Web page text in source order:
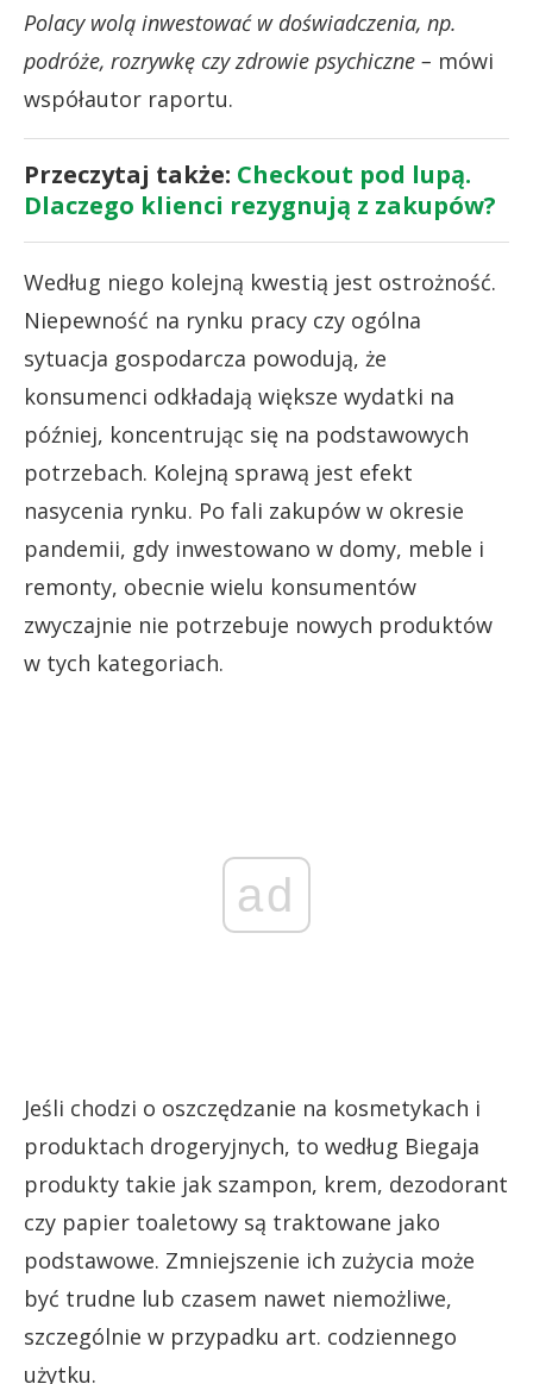
Polacy wolą inwestować w doświadczenia, np.
podróże, rozrywkę czy zdrowie psychiczne – mówi
współautor raportu.
Przeczytaj także: Checkout pod lupą.
Dlaczego klienci rezygnują z zakupów?
Według niego kolejną kwestią jest ostrożność.
Niepewność na rynku pracy czy ogólna
sytuacja gospodarcza powodują, że
konsumenci odkładają większe wydatki na
później, koncentrując się na podstawowych
potrzebach. Kolejną sprawą jest efekt
nasycenia rynku. Po fali zakupów w okresie
pandemii, gdy inwestowano w domy, meble i
remonty, obecnie wielu konsumentów
zwyczajnie nie potrzebuje nowych produktów
w tych kategoriach.
ad
Jeśli chodzi o oszczędzanie na kosmetykach i
produktach drogeryjnych, to według Biegaja
produkty takie jak szampon, krem, dezodorant
czy papier toaletowy są traktowane jako
podstawowe. Zmniejszenie ich zużycia może
być trudne lub czasem nawet niemożliwe,
szczególnie w przypadku art. codziennego
użytku.